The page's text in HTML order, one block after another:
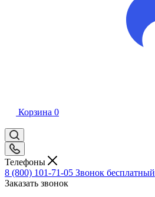
Корзина 0
Телефоны
8 (800) 101-71-05 Звонок бесплатный
Заказать звонок